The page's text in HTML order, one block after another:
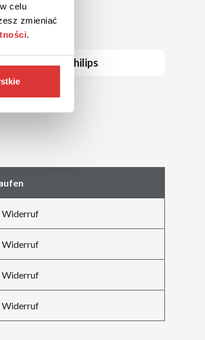
celu
zmieniać
.
Philips
Widerruf
Widerruf
Widerruf
Widerruf